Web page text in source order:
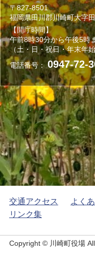
〒827-8501
福岡県田川郡川崎町大字
【開庁時間】
午前8時30分から午後5時
（土・日・祝日・年末年始
電話番号：0947-72-
交通アクセス よく
リンク集
Copyright © 川崎町役場